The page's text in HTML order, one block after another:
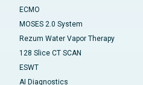
ECMO
MOSES 2.0 System
Rezum Water Vapor Therapy
128 Slice CT SCAN
ESWT
AI Diagnostics